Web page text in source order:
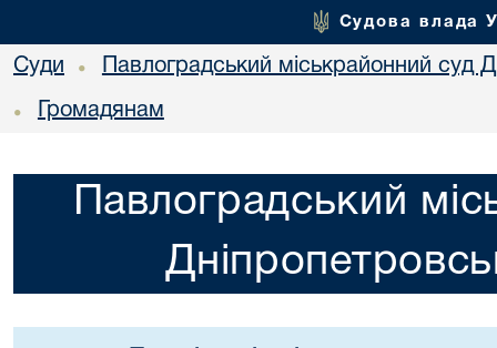
Судова влада
Суди • Павлоградський міськрайонний суд
• Громадянам
Павлоградський